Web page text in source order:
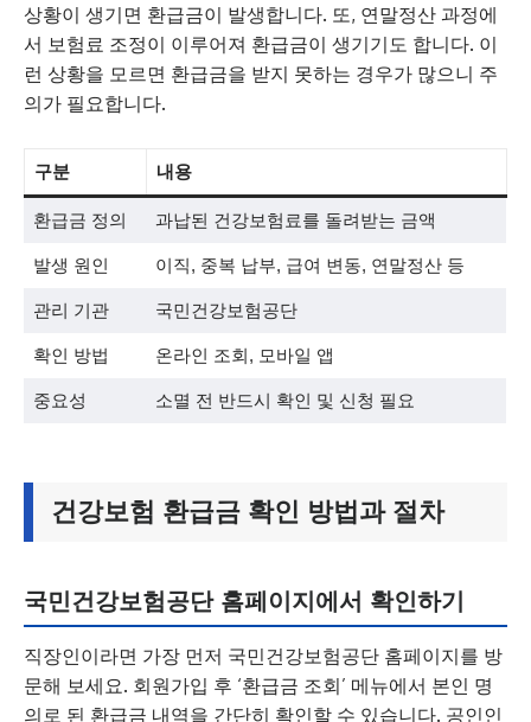
상황이 생기면 환급금이 발생합니다. 또, 연말정산 과정에
서 보험료 조정이 이루어져 환급금이 생기기도 합니다. 이
런 상황을 모르면 환급금을 받지 못하는 경우가 많으니 주
의가 필요합니다.
구분 내용
환급금 정의 과납된 건강보험료를 돌려받는 금액
발생 원인 이직, 중복 납부, 급여 변동, 연말정산 등
관리 기관 국민건강보험공단
확인 방법 온라인 조회, 모바일 앱
중요성 소멸 전 반드시 확인 및 신청 필요
건강보험 환급금 확인 방법과 절차
국민건강보험공단 홈페이지에서 확인하기
직장인이라면 가장 먼저 국민건강보험공단 홈페이지를 방
문해 보세요. 회원가입 후 ‘환급금 조회’ 메뉴에서 본인 명
의로 된 환급금 내역을 간단히 확인할 수 있습니다. 공인인